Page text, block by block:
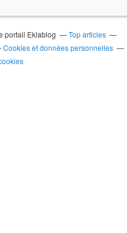
portail Eklablog
Top articles
Cookies et données personnelles